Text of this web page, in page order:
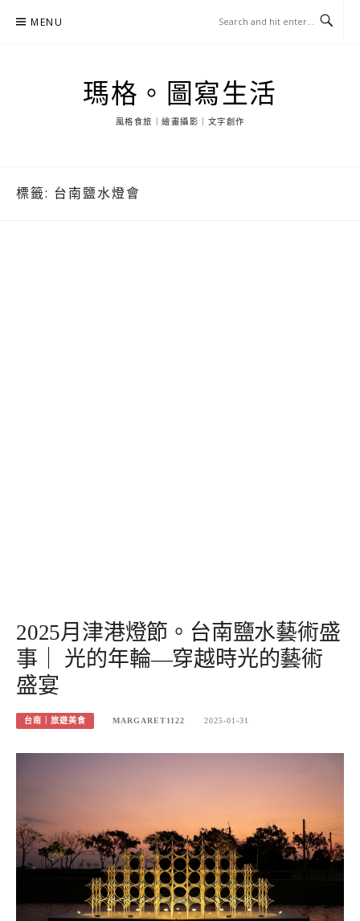
MENU
瑪格。圖寫生活
風格食旅｜繪畫攝影｜文字創作
標籤: 台南鹽水燈會
2025月津港燈節。台南鹽水藝術盛
事｜ 光的年輪—穿越時光的藝術
盛宴
台南｜旅遊美食 MARGARET1122 2025-01-31